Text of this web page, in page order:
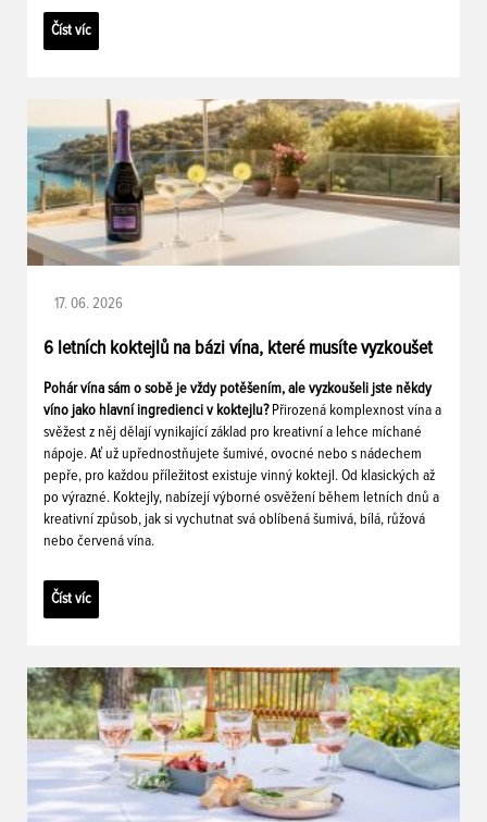
Číst víc
17. 06. 2026
6 letních koktejlů na bázi vína, které musíte vyzkoušet
Pohár vína sám o sobě je vždy potěšením, ale vyzkoušeli jste někdy
víno jako hlavní ingredienci v koktejlu? Přirozená komplexnost vína a
svěžest z něj dělají vynikající základ pro kreativní a lehce míchané
nápoje. Ať už upřednostňujete šumivé, ovocné nebo s nádechem
pepře, pro každou příležitost existuje vinný koktejl. Od klasických až
po výrazné. Koktejly, nabízejí výborné osvěžení během letních dnů a
kreativní způsob, jak si vychutnat svá oblíbená šumivá, bílá, růžová
nebo červená vína.
Číst víc